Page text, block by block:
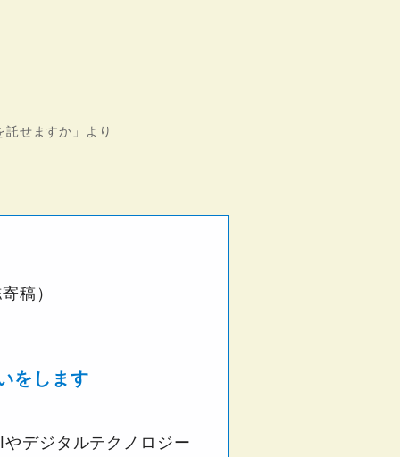
せますか」より
稿）
をします
デジタルテクノロジー